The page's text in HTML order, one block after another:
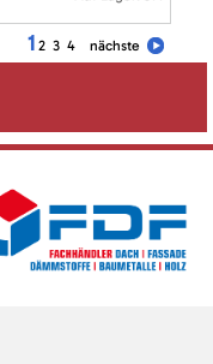
1 2 3 4 nächste